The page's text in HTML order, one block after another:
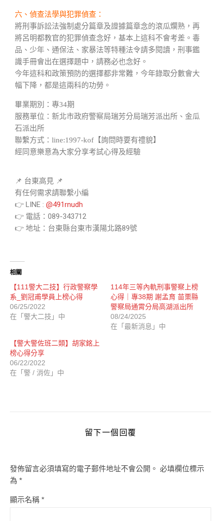
六、偵查法學與犯罪偵查：
將刑事訴訟法強制處分篇章及證據篇章念的滾瓜爛熟，再
將呂明都教官的犯罪偵查念好，基本上這科不會考差。毒
品、少年、通保法、家暴法等特種法令請多閱讀，刑事鑑
識手冊會出在選擇題中，請務必也念好。
今年這科和政策預防的選擇都非常難，今年錄取分數會大
幅下降，都是這兩科的功勞。
畢業期別：專34期
服務單位：新北市政府警察局瑞芳分局瑞芳派出所、​金瓜
石派出所
聯繫方式：line:1997-kof【詢問時要有禮貌】
​經同意樂意為大家分享考試心得及經驗
📌 台東高見 📌
有任何需求請聯繫小編
👉 LINE : @491rnudh
👉 電話：089-343712
👉 地址：台東縣台東市漢陽北路89號
相關
【111警大二技】行政警察學
系_劉冠甫學員上榜心得
06/25/2022
在「警大二技」中
114年三等內軌刑事警察上榜
心得｜專38期 謝孟育 苗栗縣
警察局通霄分局高湖派出所
08/24/2025
在「最新消息」中
【警大警佐班二類】胡家銘上
榜心得分享
06/22/2022
在「警 / 消佐」中
留下一個回覆
發佈留言必須填寫的電子郵件地址不會公開。 必填欄位標示
為 *
顯示名稱 *